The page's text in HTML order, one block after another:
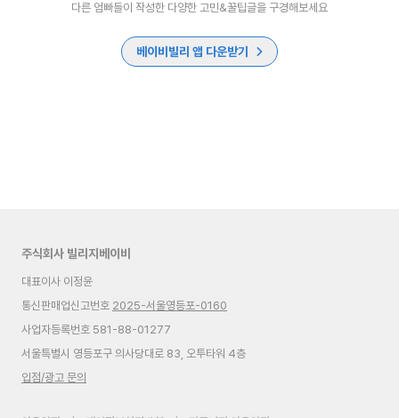
다른 엄빠들이 작성한 다양한 고민&꿀팁글을 구경해보세요
베이비빌리 앱 다운받기
주식회사 빌리지베이비
대표이사 이정윤
통신판매업신고번호 2025-서울영등포-0160
사업자등록번호 581-88-01277
서울특별시 영등포구 의사당대로 83, 오투타워 4층
입점/광고 문의